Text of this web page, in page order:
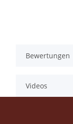
Bewertungen
Videos